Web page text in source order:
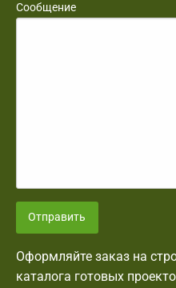
Сообщение
Отправить
Оформляйте заказ на
каталога готовых